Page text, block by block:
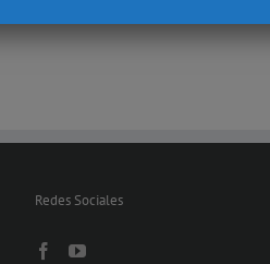
Redes Sociales